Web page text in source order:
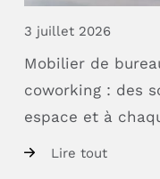
3 juillet 2026
Mobilier de
coworking : des
espace et à
Lire tout